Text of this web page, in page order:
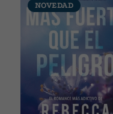
NOVEDAD